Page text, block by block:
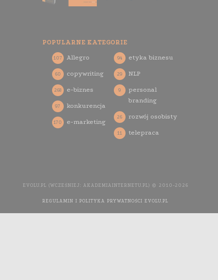
POPULARNE KATEGORIE
Allegro
107
copywriting
60
e-biznes
268
konkurencja
97
e-marketing
170
etyka biznesu
94
NLP
29
personal
branding
9
rozwój osobisty
26
telepraca
11
EVOLU.PL (WCZEŚNIEJ: AKADEMIAINTERNETU.PL) © 2010-2026
REGULAMIN I POLITYKA PRYWATNOŚCI EVOLU.PL